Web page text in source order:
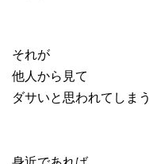
それが
他人から見て
ダサいと思われてしまう